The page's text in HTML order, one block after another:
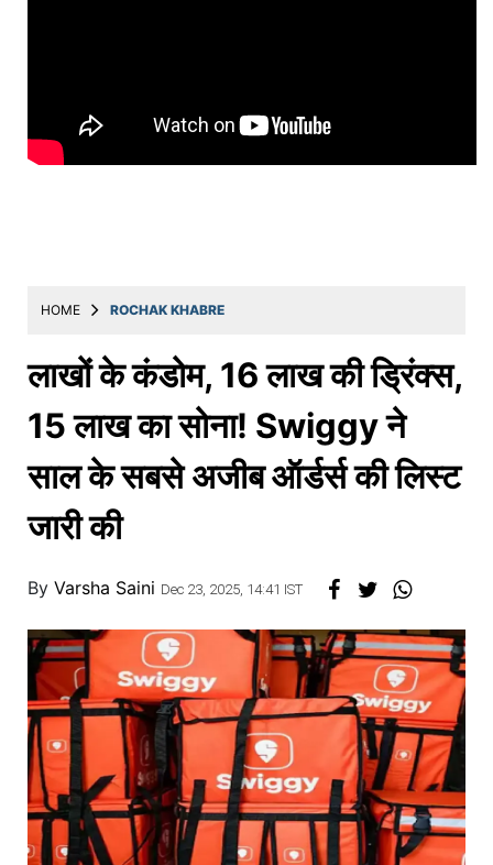
ट्रॅव्हल
खाना
HOME ROCHAK KHABRE
लाखों के कंडोम, 16 लाख की ड्रिंक्स,
15 लाख का सोना! Swiggy ने
साल के सबसे अजीब ऑर्डर्स की लिस्ट
जारी की
By Varsha Saini Dec 23, 2025, 14:41 IST